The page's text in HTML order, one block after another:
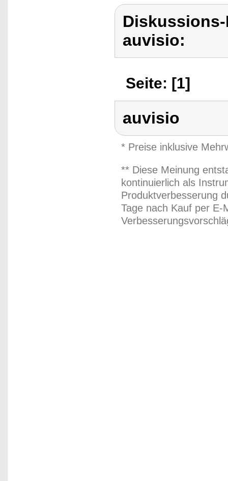
auvisio:
Seite: [1]
auvisio
* Preise inklusive
** Diese Meinung
kontinuierlich als
Produktverbesserung
Tage nach Kauf per E-